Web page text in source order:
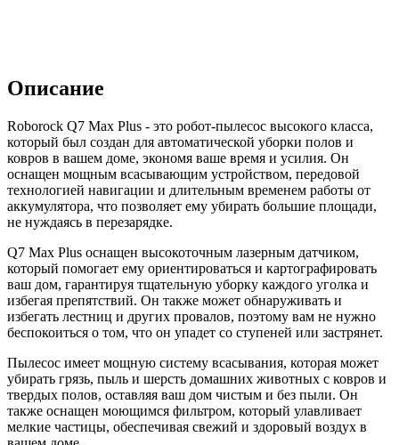
Описание
Roborock Q7 Max Plus - это робот-пылесос высокого класса,
который был создан для автоматической уборки полов и
ковров в вашем доме, экономя ваше время и усилия. Он
оснащен мощным всасывающим устройством, передовой
технологией навигации и длительным временем работы от
аккумулятора, что позволяет ему убирать большие площади,
не нуждаясь в перезарядке.
Q7 Max Plus оснащен высокоточным лазерным датчиком,
который помогает ему ориентироваться и картографировать
ваш дом, гарантируя тщательную уборку каждого уголка и
избегая препятствий. Он также может обнаруживать и
избегать лестниц и других провалов, поэтому вам не нужно
беспокоиться о том, что он упадет со ступеней или застрянет.
Пылесос имеет мощную систему всасывания, которая может
убирать грязь, пыль и шерсть домашних животных с ковров и
твердых полов, оставляя ваш дом чистым и без пыли. Он
также оснащен моющимся фильтром, который улавливает
мелкие частицы, обеспечивая свежий и здоровый воздух в